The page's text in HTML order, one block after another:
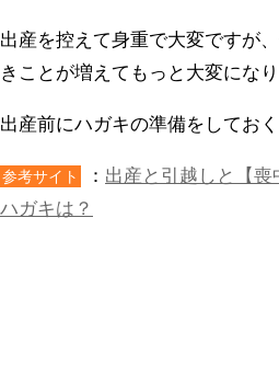
出産を控えて身重で大変ですが
きことが増えてもっと大変になり
出産前にハガキの準備をしておく
参考サイト ： 出産と引越しと【
ハガキは？